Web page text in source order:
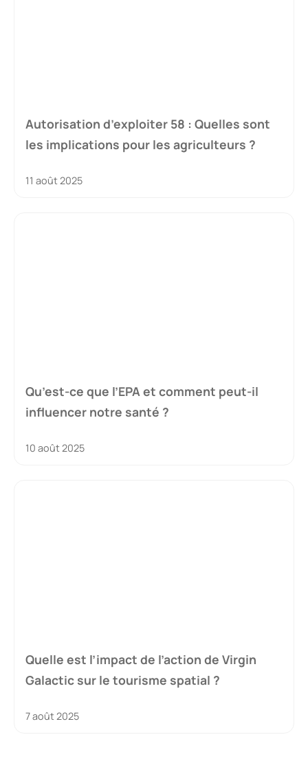
Autorisation d’exploiter 58 : Quelles sont
les implications pour les agriculteurs ?
11 août 2025
Qu’est-ce que l’EPA et comment peut-il
influencer notre santé ?
10 août 2025
Quelle est l’impact de l’action de Virgin
Galactic sur le tourisme spatial ?
7 août 2025